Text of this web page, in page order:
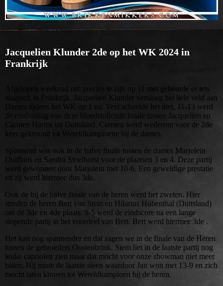
Jacquelien Klunder 2de op het WK 2024 in
Frankrijk
Afgelopen weekend om precies te zijn op 11 mei gebeurde er iets
magisch in Frankrijk. Jacquelien Klunder versloeg het hele veld aan
Dames tijdens het WK op 1 na. Veel scheelde het niet, 11-13 werd
de einduitslag van deze bloedstollende finale tussen Jacquelien en
Carmen Harms uit Duitsland. Carmen werd wederom voor de 2de
keer gekroond tot Wereldkampioene bij de dames.
Spannend was ook in de halve finale tussen de dames Marjolein
Duifhuis en Sandra Stoelhorst voor de plaatsen 3 en 4. Deze partij
werd gewonnen door Marjolein met 10-6. Een geweldige prestatie
en zij werd hiermee dus 3de.
Ook de bij de halve finale van de heren werd het zweten. Hier
streden de heren Bert van Stein en Hilarius Hübenthal (Duitsland)
om de 3de en 4de plaats. 9-5 werd de eindscore na een lange
slopende partij in het voordeel van Bert. Bert werd hiermee 3de .
Het kan nog spannender en dat zagen we in de finale van de Heren
tussen de gebroeders Oostenbrink. Siem liet in de laatste partij nog
leuke capriolen zien maar dat mocht voor onze showman niet meer
baten. Hij miste de laatste steen waardoor Jan won met 13-9 en zich
mocht laten kronen tot Wereldkampioen bij de heren.